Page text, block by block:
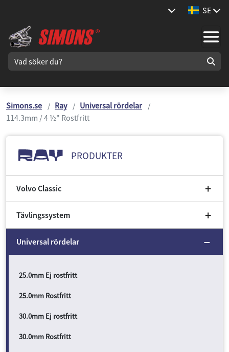
SE
Simons.se Ray
Universal rördelar
114.3mm / 4 ½" Rostfritt
PRODUKTER
Volvo Classic
Tävlingssystem
Universal rördelar
25.0mm Ej rostfritt
25.0mm Rostfritt
30.0mm Ej rostfritt
30.0mm Rostfritt